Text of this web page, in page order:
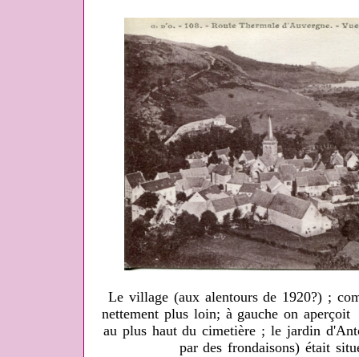
Le village (aux alentours de 1920?) ;
nettement plus loin; à gauche on
au plus haut du cimetière ; le jardin
par des frondaisons) était